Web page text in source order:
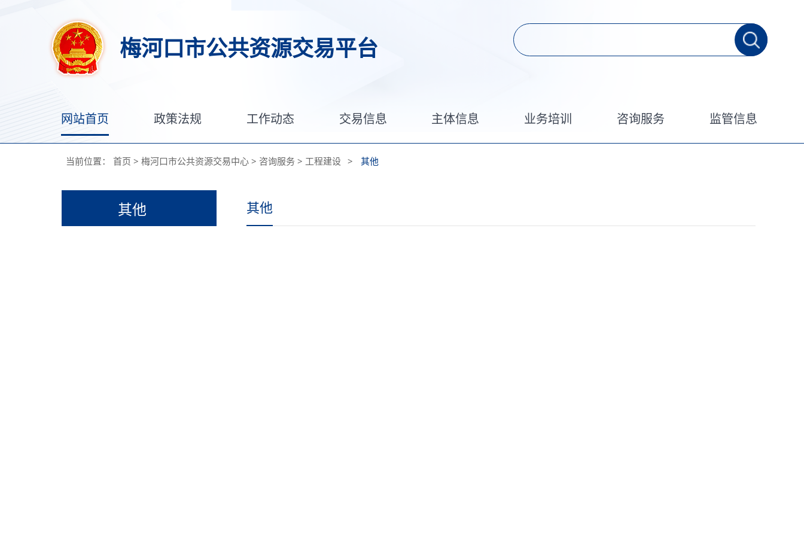
梅河口市公共资源交易平台
网站首页 政策法规 工作动态 交易信息 主体信息 业务培训 咨询服务 监管信息
当前位置： 首页 > 梅河口市公共资源交易中心 > 咨询服务 > 工程建设 > 其他
其他 其他